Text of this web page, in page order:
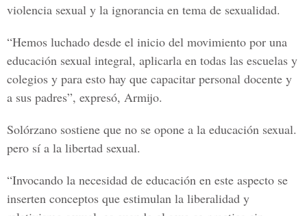
violencia sexual y la ignorancia en tema de sexualidad.
“Hemos luchado desde el inicio del movimiento por una
educación sexual integral, aplicarla en todas las escuelas y
colegios y para esto hay que capacitar personal docente y
a sus padres”, expresó, Armijo.
Solórzano sostiene que no se opone a la educación sexual.
pero sí a la libertad sexual.
“Invocando la necesidad de educación en este aspecto se
inserten conceptos que estimulan la liberalidad y